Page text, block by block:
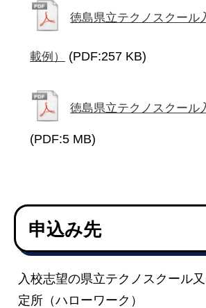
徳島県立テクノスクール
載例） (PDF:257 KB)
徳島県立テクノスクール
(PDF:5 MB)
申込み先
入校志望の県立テクノスクール
定所（ハローワーク）